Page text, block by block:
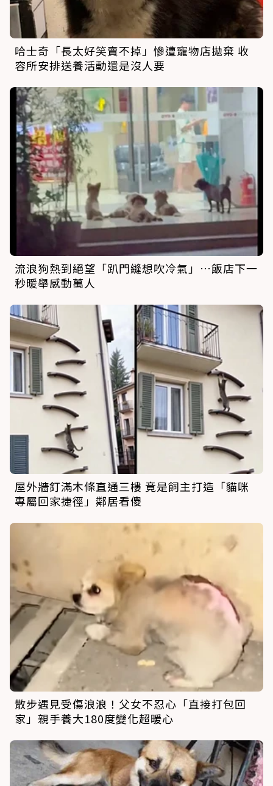
哈士奇「長太好笑賣不掉」慘遭寵物店拋棄 收
容所安排送養活動還是沒人要
流浪狗熱到絕望「趴門縫想吹冷氣」…飯店下一
秒暖舉感動萬人
屋外牆釘滿木條直通三樓 竟是飼主打造「貓咪
專屬回家捷徑」鄰居看傻
散步遇見受傷浪浪！父女不忍心「直接打包回
家」親手養大180度變化超暖心